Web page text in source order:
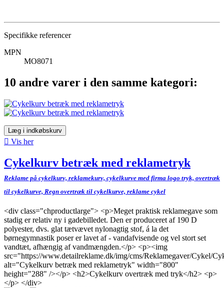
Specifikke referencer
MPN
MO8071
10 andre varer i den samme kategori:
Læg i indkøbskurv
 Vis her
Cykelkurv betræk med reklametryk
Reklame på cykelkurv, reklamekurv, cykelkurve med firma logo tryk, overtræk
til cykelkurve, Regn overtræk til cykelkurve, reklame cykel
<div class="chproductlarge"> <p>Meget praktisk reklamegave som
stadig er relativ ny i gadebilledet. Den er produceret af 190 D
polyester, dvs. glat tætvævet nylonagtig stof, á la det
børnegymnastik poser er lavet af - vandafvisende og vel stort set
vandtæt, afhængig af vandmængden.</p> <p><img
src="https://www.detailreklame.dk/img/cms/Reklamegaver/Cykel/
alt="Cykelkurv betræk med reklametryk" width="800"
height="288" /></p> <h2>Cykelkurv overtræk med tryk</h2> <p>
</p> </div>